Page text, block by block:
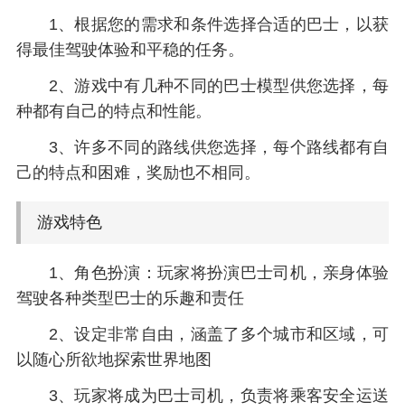
1、根据您的需求和条件选择合适的巴士，以获
得最佳驾驶体验和平稳的任务。
2、游戏中有几种不同的巴士模型供您选择，每
种都有自己的特点和性能。
3、许多不同的路线供您选择，每个路线都有自
己的特点和困难，奖励也不相同。
游戏特色
1、角色扮演：玩家将扮演巴士司机，亲身体验
驾驶各种类型巴士的乐趣和责任
2、设定非常自由，涵盖了多个城市和区域，可
以随心所欲地探索世界地图
3、玩家将成为巴士司机，负责将乘客安全运送